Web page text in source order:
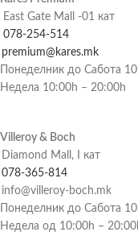
East Gate Mall -01 кат
078-254-514
premium@kares.mk
Понеделник до Сабота
Недела 10:00h – 20:00h
Villeroy & Boch
Diamond Mall, I кат
078-365-814
info@villeroy-boch.mk
Понеделник до Сабота
Недела од 10:00h –